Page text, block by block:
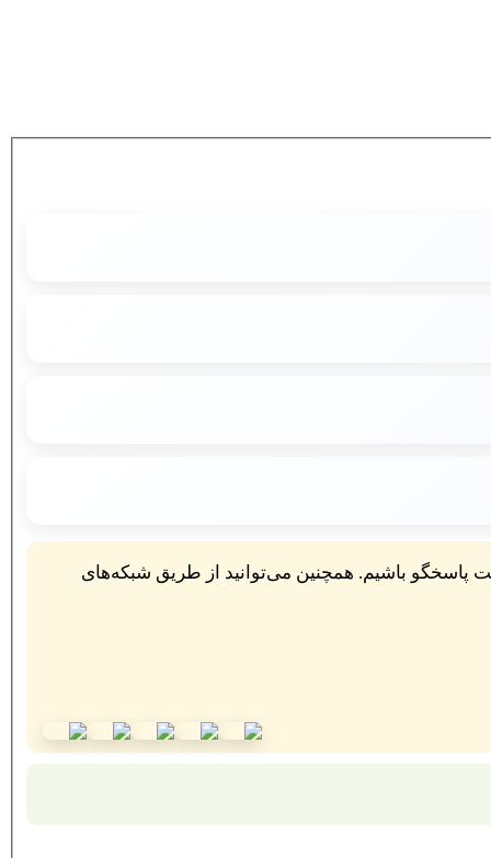
در صورتی که موفق به ارسال سفارش از طریق فرم سایت نشدید، درخواست خود را به ایمیل زیر ارسال نمایید تا در اسرع وقت پاسخگو باشیم. همچنین می‌توانید از طریق شبکه‌های